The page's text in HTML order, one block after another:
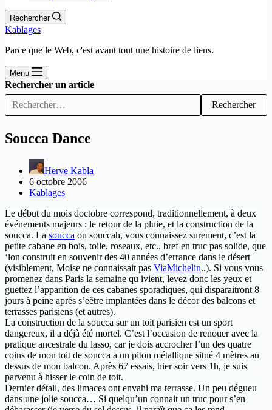
Rechercher
Kablages
Parce que le Web, c'est avant tout une histoire de liens.
Menu
Rechercher un article
Rechercher
Soucca Dance
Herve Kabla
6 octobre 2006
Kablages
Le début du mois doctobre correspond, traditionnellement, à deux
événements majeurs : le retour de la pluie, et la construction de la
soucca. La soucca ou souccah, vous connaissez surement, c’est la
petite cabane en bois, toile, roseaux, etc., bref en truc pas solide, que
‘lon construit en souvenir des 40 années d’errance dans le désert
(visiblement, Moise ne connaissait pas ViaMichelin..). Si vous vous
promenez dans Paris la semaine qu ivient, levez donc les yeux et
guettez l’apparition de ces cabanes sporadiques, qui disparaitront 8
jours à peine après s’eêtre implantées dans le décor des balcons et
terrasses parisiens (et autres).
La construction de la soucca sur un toit parisien est un sport
dangereux, il a déjà été mortel. C’est l’occasion de renouer avec la
pratique ancestrale du lasso, car je dois accrocher l’un des quatre
coins de mon toit de soucca a un piton métallique situé 4 mètres au
dessus de mon balcon. Après 67 essais, hier soir vers 1h, je suis
parvenu à hisser le coin de toit.
Dernier détail, des limaces ont envahi ma terrasse. Un peu dégueu
dans une jolie soucca… Si quelqu’un connait un truc pour s’en